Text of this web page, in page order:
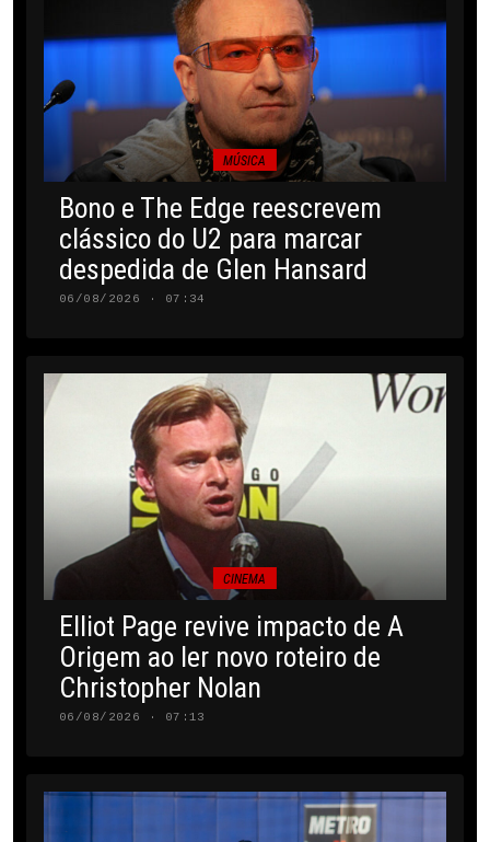
MÚSICA
Bono e The Edge reescrevem
clássico do U2 para marcar
despedida de Glen Hansard
06/08/2026 · 07:34
CINEMA
Elliot Page revive impacto de A
Origem ao ler novo roteiro de
Christopher Nolan
06/08/2026 · 07:13